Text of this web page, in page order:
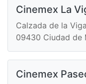
Cinemex La
Calzada de la
09430 Ciudad de
Cinemex